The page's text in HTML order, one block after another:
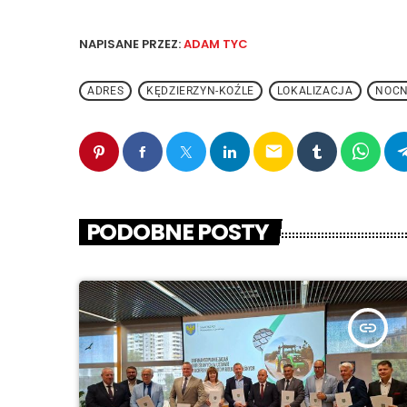
NAPISANE PRZEZ:ADAM TYC
ADRES KĘDZIERZYN-KOŹLE LOKALIZACJA
email
PODOBNE POSTY
insert_link